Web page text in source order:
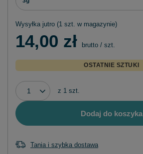
Wysyłka jutro (1 szt. w magazynie)
14,00 zł brutto / szt.
OSTATNIE SZTUKI
z 1 szt.
Dodaj do koszyka
Tania i szybka dostawa